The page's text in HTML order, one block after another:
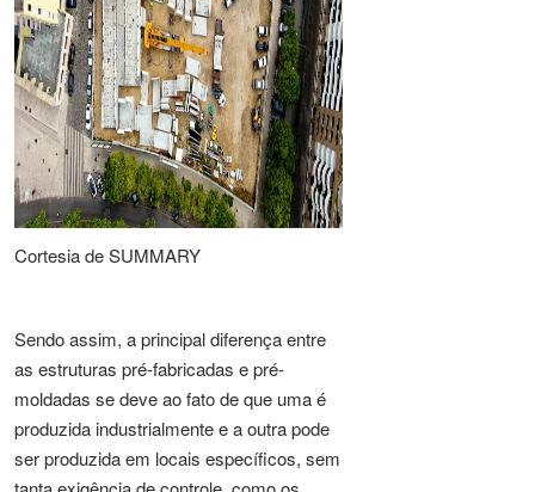
Cortesia de SUMMARY
Sendo assim, a principal diferença entre
as estruturas pré-fabricadas e pré-
moldadas se deve ao fato de que uma é
produzida industrialmente e a outra pode
ser produzida em locais específicos, sem